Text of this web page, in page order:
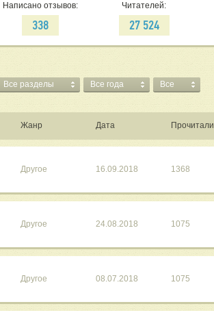
Написано отзывов:
338
Читателей:
27 524
Все разделы Все года Все
Жанр Дата Прочитали
Другое 16.09.2018 1368
Другое 24.08.2018 1075
Другое 08.07.2018 1075